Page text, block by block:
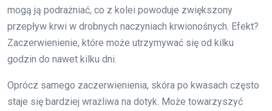
mogą ją podrażniać, co z kolei powoduje zwiększony
przepływ krwi w drobnych naczyniach krwionośnych. Efekt?
Zaczerwienienie, które może utrzymywać się od kilku
godzin do nawet kilku dni.
Oprócz samego zaczerwienienia, skóra po kwasach często
staje się bardziej wrażliwa na dotyk. Może towarzyszyć